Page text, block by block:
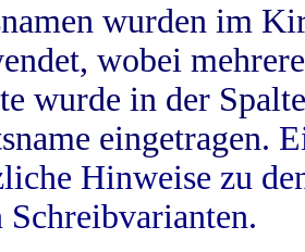
wurden im
wobei
wurde in der
eingetragen.
Hinweise zu
Schreibvarianten.